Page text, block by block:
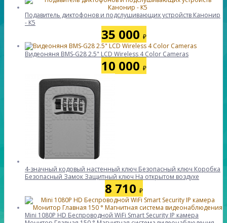
Подавитель диктофонов и подслушивающих устройств Канонир
- К5
35 000 ₽
Видеоняня BMS-G28 2.5" LCD Wireless 4 Color Cameras
10 000 ₽
4-значный кодовый настенный ключ Безопасный ключ Коробка
Безопасный Замок Защитный ключ На открытом воздухе
8 710 ₽
Mini 1080P HD Беспроводной WiFi Smart Security IP камера